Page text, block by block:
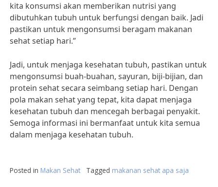
kita konsumsi akan memberikan nutrisi yang
dibutuhkan tubuh untuk berfungsi dengan baik. Jadi
pastikan untuk mengonsumsi beragam makanan
sehat setiap hari.”
Jadi, untuk menjaga kesehatan tubuh, pastikan untuk
mengonsumsi buah-buahan, sayuran, biji-bijian, dan
protein sehat secara seimbang setiap hari. Dengan
pola makan sehat yang tepat, kita dapat menjaga
kesehatan tubuh dan mencegah berbagai penyakit.
Semoga informasi ini bermanfaat untuk kita semua
dalam menjaga kesehatan tubuh.
Posted in Makan Sehat Tagged makanan sehat apa saja